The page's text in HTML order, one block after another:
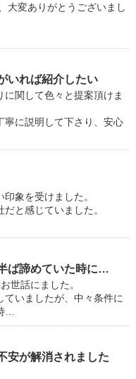
大変ありがとうございまし
いれば紹介したい
関して色々と提案頂けま
寧に説明して下さり、安心
象を受けました。
と感じていました。
ば諦めていた時に…
世話にました。
いましたが、中々条件に
…
安が解消されました